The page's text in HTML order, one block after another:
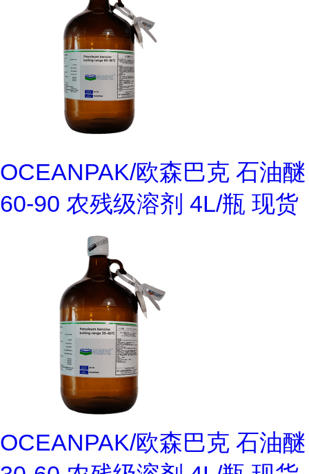
OCEANPAK/欧森巴克 石油醚
60-90 农残级溶剂 4L/瓶 现货
OCEANPAK/欧森巴克 石油醚